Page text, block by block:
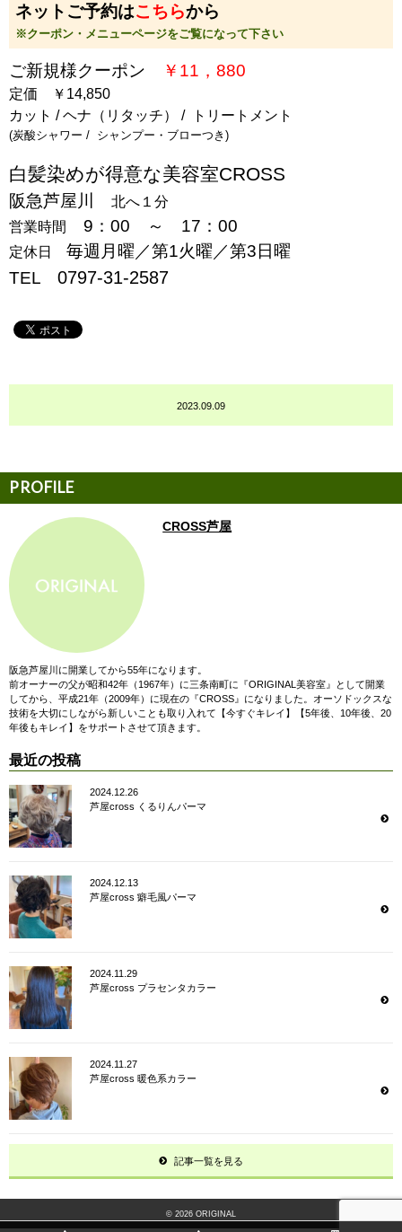
ネットご予約はこちらから
※クーポン・メニューページをご覧になって下さい
ご新規様クーポン ￥11，880
定価 ￥14,850
カット / ヘナ（リタッチ） / トリートメント
(炭酸シャワー / シャンプー・ブローつき)
白髪染めが得意な美容室CROSS
阪急芦屋川
北へ１分
営業時間
9：00 ～ 17：00
定休日 毎週月曜／第1火曜／第3日曜
TEL 0797-31-2587
2023.09.09
CROSS芦屋
阪急芦屋川に開業してから55年になります。
前オーナーの父が昭和42年（1967年）に三条南町に『ORIGINAL美容室』として開業
してから、平成21年（2009年）に現在の『CROSS』になりました。オーソドックスな
技術を大切にしながら新しいことも取り入れて【今すぐキレイ】【5年後、10年後、20
年後もキレイ】をサポートさせて頂きます。
最近の投稿
2024.12.26
芦屋cross くるりんパーマ
2024.12.13
芦屋cross 癖毛風パーマ
2024.11.29
芦屋cross プラセンタカラー
2024.11.27
芦屋cross 暖色系カラー
記事一覧を見る
© 2026 ORIGINAL